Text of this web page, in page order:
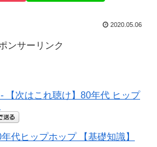
2020.05.06
ンサーリンク
代ヒップホップ 【基礎知識】